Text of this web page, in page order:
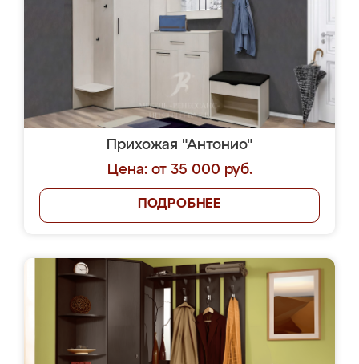
Прихожая "Антонио"
Цена: от 35 000 руб.
ПОДРОБНЕЕ